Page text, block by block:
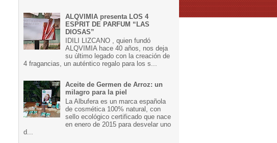
ALQVIMIA presenta LOS 4
ESPRIT DE PARFUM “LAS
DIOSAS”
IDILI LIZCANO , quien fundó
ALQVIMIA hace 40 años, nos deja
su último legado con la creación de
4 fragancias, un auténtico regalo para los s...
Aceite de Germen de Arroz: un
milagro para la piel
La Albufera es un marca española
de cosmética 100% natural, con
sello ecológico certificado que nace
en enero de 2015 para desvelar uno
d...